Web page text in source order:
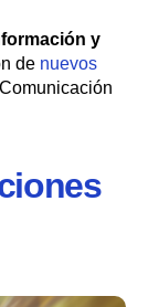
y
de nuevos